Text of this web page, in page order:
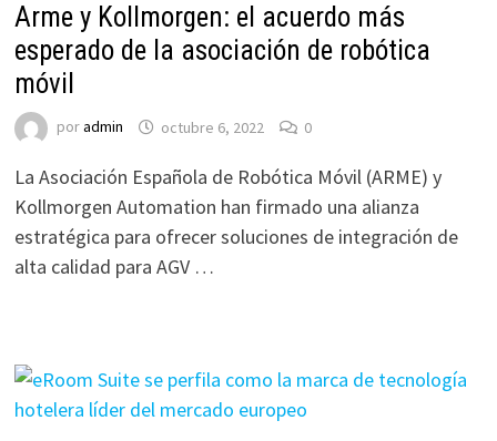
Arme y Kollmorgen: el acuerdo más
esperado de la asociación de robótica
móvil
poradmin octubre 6, 2022 0
La Asociación Española de Robótica Móvil (ARME) y
Kollmorgen Automation han firmado una alianza
estratégica para ofrecer soluciones de integración de
alta calidad para AGV …